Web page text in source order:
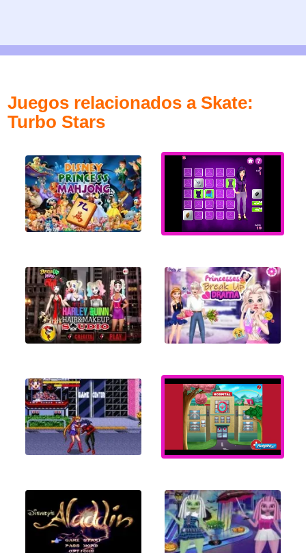
Juegos relacionados a Skate:
Turbo Stars